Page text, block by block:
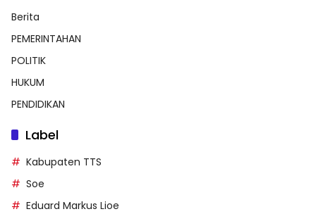
Berita
PEMERINTAHAN
POLITIK
HUKUM
PENDIDIKAN
Label
Kabupaten TTS
Soe
Eduard Markus Lioe